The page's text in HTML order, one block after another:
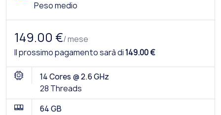
Peso medio
149.00 €/ mese
Il prossimo pagamento sarà di149.00 €
14 Cores @ 2.6 GHz
28 Threads
64 GB